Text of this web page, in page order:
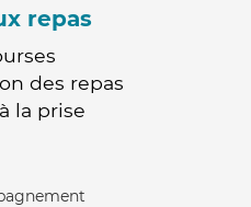
repas
des repas
la prise